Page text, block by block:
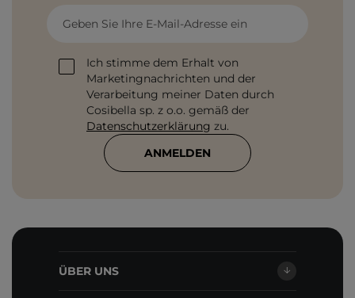
Geben Sie Ihre E-Mail-Adresse ein
Ich stimme dem Erhalt von
Marketingnachrichten und der
Verarbeitung meiner Daten durch
Cosibella sp. z o.o. gemäß der
Datenschutzerklärung zu.
ANMELDEN
ÜBER UNS